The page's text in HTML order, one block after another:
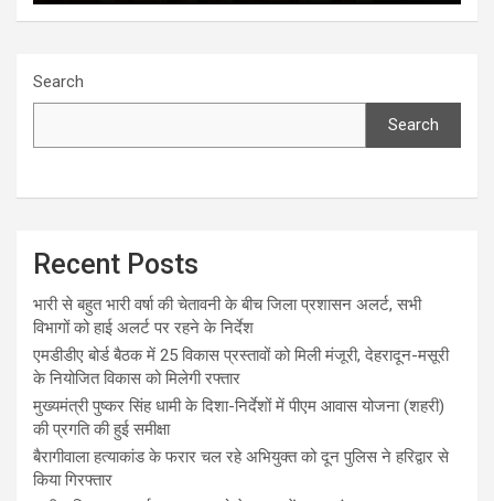
Search
Search
Recent Posts
भारी से बहुत भारी वर्षा की चेतावनी के बीच जिला प्रशासन अलर्ट, सभी
विभागों को हाई अलर्ट पर रहने के निर्देश
एमडीडीए बोर्ड बैठक में 25 विकास प्रस्तावों को मिली मंजूरी, देहरादून-मसूरी
के नियोजित विकास को मिलेगी रफ्तार
मुख्यमंत्री पुष्कर सिंह धामी के दिशा-निर्देशों में पीएम आवास योजना (शहरी)
की प्रगति की हुई समीक्षा
बैरागीवाला हत्याकांड के फरार चल रहे अभियुक्त को दून पुलिस ने हरिद्वार से
किया गिरफ्तार